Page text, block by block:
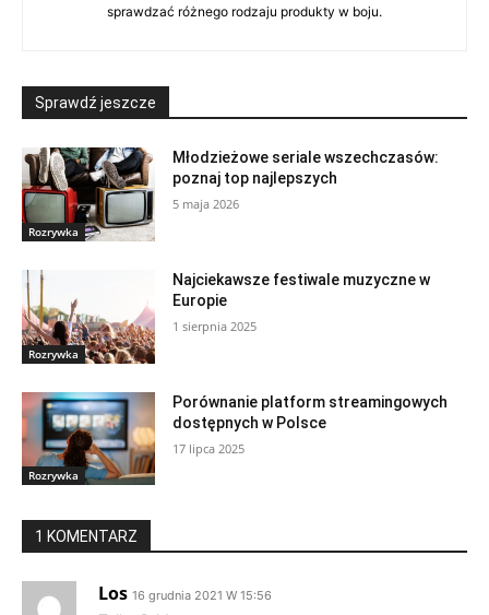
sprawdzać różnego rodzaju produkty w boju.
Sprawdź jeszcze
Rozrywka
Młodzieżowe seriale wszechczasów:
poznaj top najlepszych
5 maja 2026
Rozrywka
Najciekawsze festiwale muzyczne w
Europie
1 sierpnia 2025
Rozrywka
Porównanie platform streamingowych
dostępnych w Polsce
17 lipca 2025
1 KOMENTARZ
Los 16 grudnia 2021 W 15:56